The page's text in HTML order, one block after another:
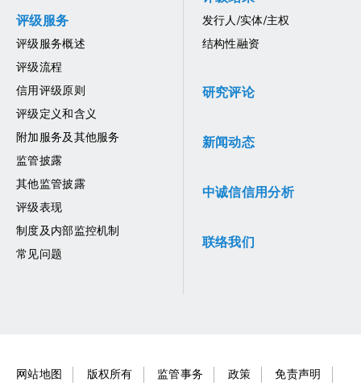
评级服务
评级服务概述
评级流程
信用评级原则
评级定义和含义
附加服务及其他服务
监管披露
其他监管披露
评级表现
制度及内部监控机制
常见问题
发行人/实体/主权
结构性融资
研究评论
新闻动态
中诚信信用分析
联络我们
网站地图 版权所有 监管事务 政策 免责声明